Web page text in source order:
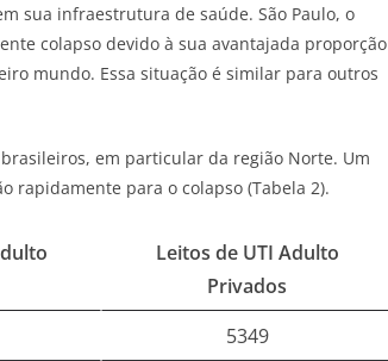
sua infraestrutura de saúde. São Paulo, o
colapso devido à sua avantajada proporção
mundo. Essa situação é similar para outros
em particular da região Norte. Um
rapidamente para o colapso (Tabela 2).
Leitos de UTI Adulto
Privados
5349